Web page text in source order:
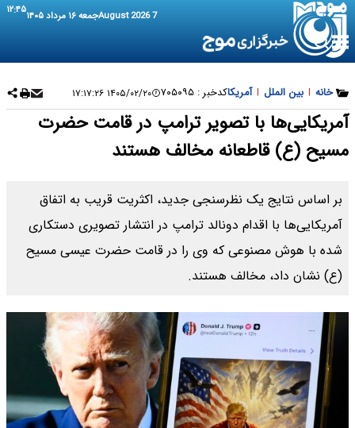
7 August 2026 جمعه ۱۶ مرداد ۱۴۰۵ ۱۲:۴۵
خانه | بین الملل | آمریکاکدخبر : ۷۰۵۰۹۵ ۱۴۰۵/۰۲/۲۰ ۱۷:۱۷:۲۶
آمریکایی‌ها با تصویر ترامپ در قامت حضرت
مسیح (ع) قاطعانه مخالف هستند
بر اساس نتایج یک نظرسنجی جدید، اکثریت قریب به اتفاق
آمریکایی‌ها با اقدام دونالد ترامپ در انتشار تصویری دستکاری
شده با هوش مصنوعی که وی را در قامت حضرت عیسی مسیح
(ع) نشان ‌داد، مخالف هستند.